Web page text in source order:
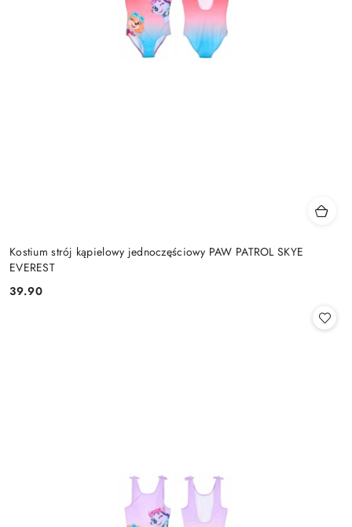
Kostium strój kąpielowy jednoczęściowy PAW PATROL SKYE
EVEREST
Cena:
39.90